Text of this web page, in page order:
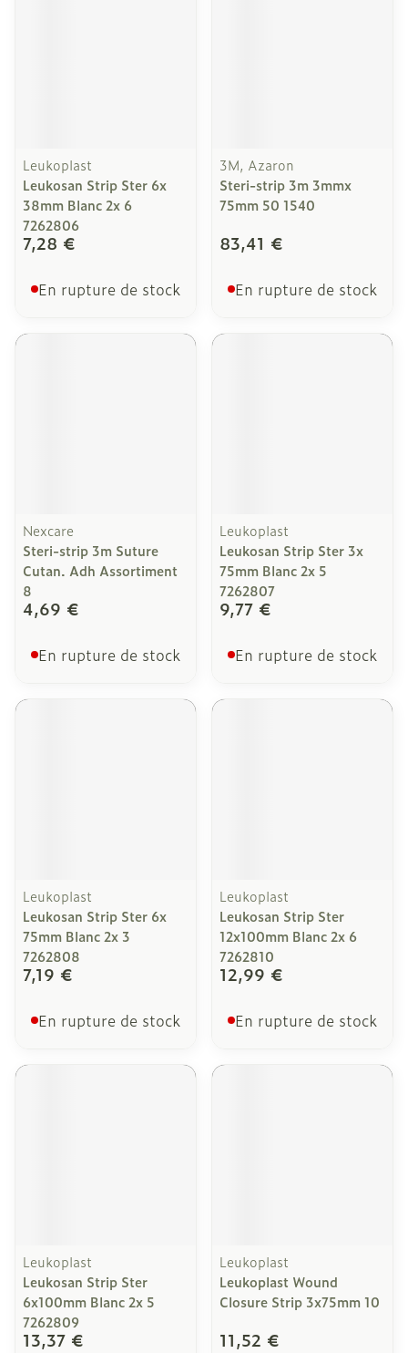
Leukoplast
Leukosan Strip Ster 6x
38mm Blanc 2x 6
7262806
7,28 €
En rupture de stock
3M, Azaron
Steri-strip 3m 3mmx
75mm 50 1540
83,41 €
En rupture de stock
Nexcare
Steri-strip 3m Suture
Cutan. Adh Assortiment
8
4,69 €
En rupture de stock
Leukoplast
Leukosan Strip Ster 3x
75mm Blanc 2x 5
7262807
9,77 €
En rupture de stock
Leukoplast
Leukosan Strip Ster 6x
75mm Blanc 2x 3
7262808
7,19 €
En rupture de stock
Leukoplast
Leukosan Strip Ster
12x100mm Blanc 2x 6
7262810
12,99 €
En rupture de stock
Leukoplast
Leukosan Strip Ster
6x100mm Blanc 2x 5
7262809
13,37 €
Leukoplast
Leukoplast Wound
Closure Strip 3x75mm 10
11,52 €